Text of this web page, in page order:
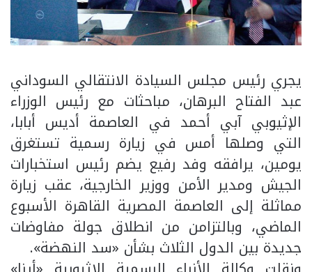
يجري رئيس مجلس السيادة الانتقالي السوداني
عبد الفتاح البرهان، مباحثات مع رئيس الوزراء
الإثيوبي آبي أحمد في العاصمة أديس أبابا،
التي وصلها أمس في زيارة رسمية تستغرق
يومين، يرافقه وفد رفيع يضم رئيس استخبارات
الجيش ومدير الأمن ووزير الخارجية، عقب زيارة
مماثلة إلى العاصمة المصرية القاهرة الأسبوع
الماضي، وبالتزامن من انطلاق جولة مفاوضات
جديدة بين الدول الثلاث بشأن «سد النهضة».